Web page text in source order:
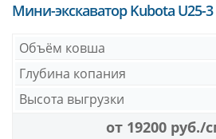
Мини-экскаватор Kubota U25-3
Объём ковша
Глубина копания
Высота выгрузки
от 19200 руб./